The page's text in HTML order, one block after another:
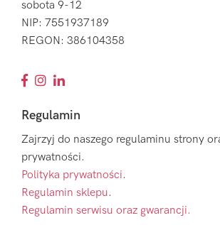
sobota 9-12
NIP: 7551937189
REGON: 386104358
Regulamin
Zajrzyj do naszego regulaminu strony
prywatności.
Polityka prywatności.
Regulamin sklepu.
Regulamin serwisu oraz gwarancji.